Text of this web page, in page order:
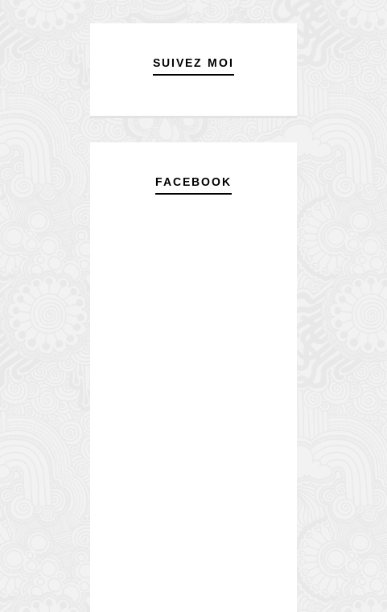
SUIVEZ MOI
FACEBOOK